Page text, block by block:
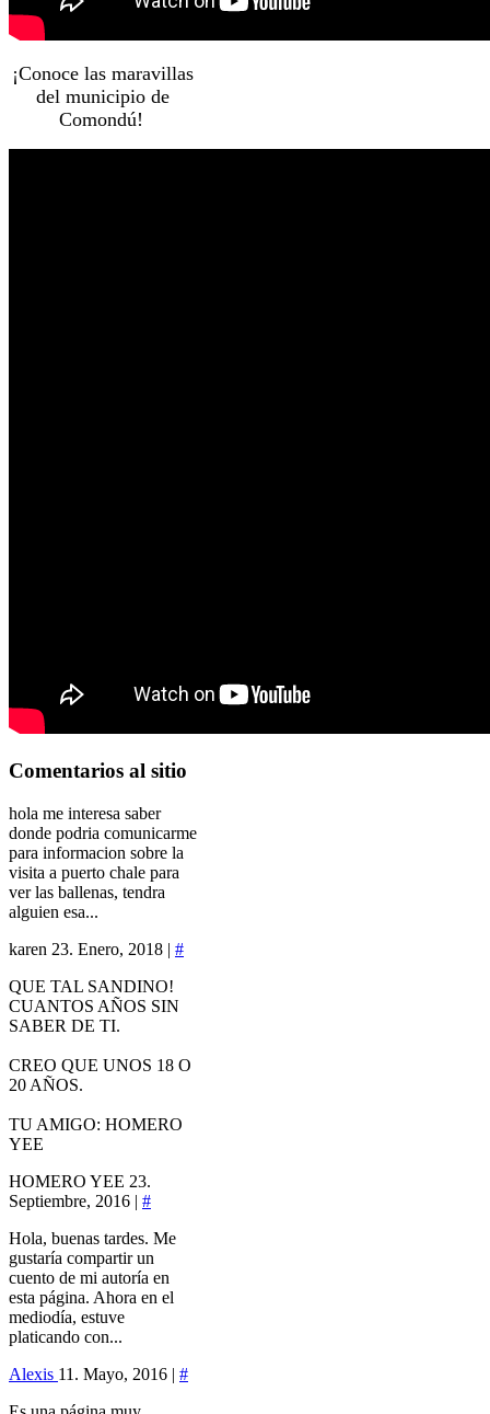
¡Conoce las maravillas
del municipio de
Comondú!
Comentarios al sitio
hola me interesa saber
donde podria comunicarme
para informacion sobre la
visita a puerto chale para
ver las ballenas, tendra
alguien esa...
karen 23. Enero, 2018 | #
QUE TAL SANDINO!
CUANTOS AÑOS SIN
SABER DE TI.
CREO QUE UNOS 18 O
20 AÑOS.
TU AMIGO: HOMERO
YEE
HOMERO YEE 23.
Septiembre, 2016 | #
Hola, buenas tardes. Me
gustaría compartir un
cuento de mi autoría en
esta página. Ahora en el
mediodía, estuve
platicando con...
Alexis 11. Mayo, 2016 | #